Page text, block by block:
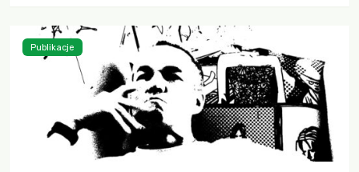
Publikacje